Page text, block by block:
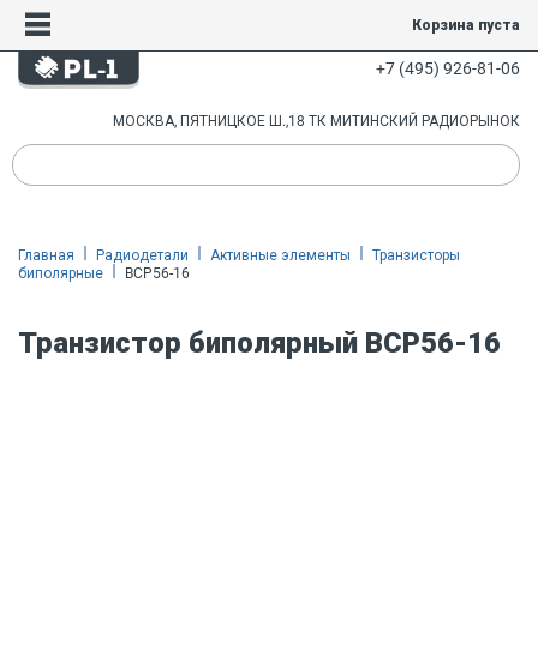
Корзина пуста
+7 (495) 926-81-06
МОСКВА, ПЯТНИЦКОЕ Ш.,18 ТК МИТИНСКИЙ РАДИОРЫНОК
Главная Радиодетали Активные элементы
Транзисторы
биполярные
BCP56-16
Транзистор биполярный BCP56-16